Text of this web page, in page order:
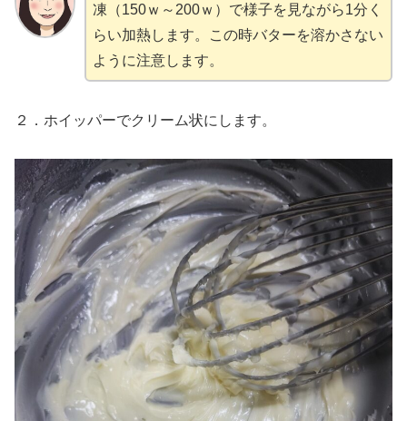
凍（150ｗ～200ｗ）で様子を見ながら1分く
らい加熱します。この時バターを溶かさない
ように注意します。
２．ホイッパーでクリーム状にします。